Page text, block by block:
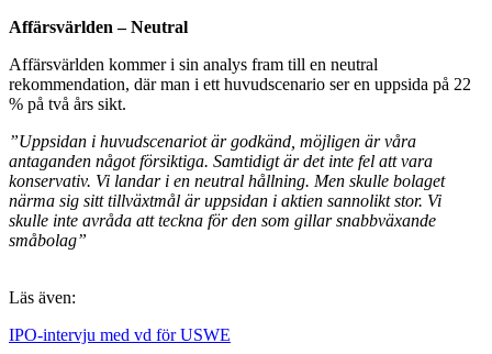
Affärsvärlden – Neutral
Affärsvärlden kommer i sin analys fram till en neutral
rekommendation, där man i ett huvudscenario ser en uppsida på 22
% på två års sikt.
”Uppsidan i huvudscenariot är godkänd, möjligen är våra
antaganden något försiktiga. Samtidigt är det inte fel att vara
konservativ. Vi landar i en neutral hållning. Men skulle bolaget
närma sig sitt tillväxtmål är uppsidan i aktien sannolikt stor. Vi
skulle inte avråda att teckna för den som gillar snabbväxande
småbolag”
Läs även:
IPO-intervju med vd för USWE